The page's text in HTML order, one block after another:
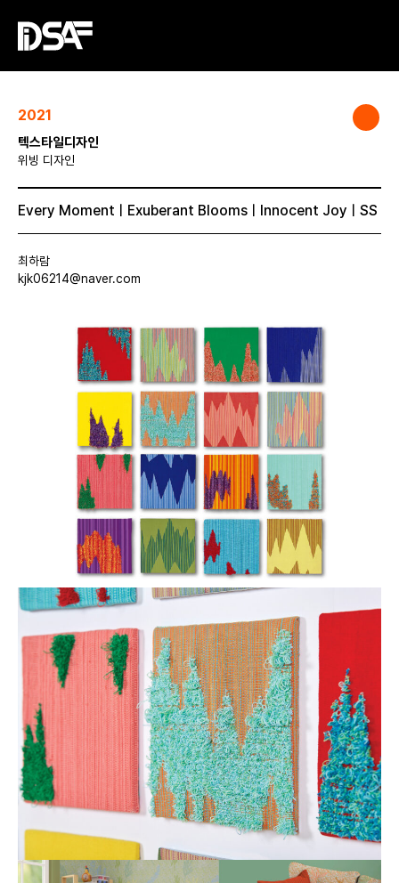
2021
텍스타일디자인
위빙 디자인
Every MomentㅣExuberant BloomsㅣInnocent JoyㅣSS
최하람
kjk06214@naver.com